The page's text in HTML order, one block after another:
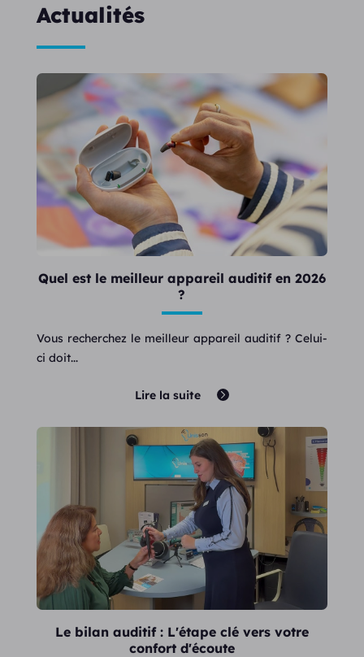
Actualités
Quel est le meilleur appareil auditif en 2026
?
Vous recherchez le meilleur appareil auditif ? Celui-
ci doit...
Lire la suite
Le bilan auditif : L'étape clé vers votre
confort d'écoute